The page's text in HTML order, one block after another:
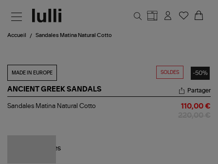
Accueil Sandales Matina Natural Cotto
SOLDES -50%
MADE IN EUROPE
ANCIENT GREEK SANDALS
Sandales
Partager
Sandales Matina Natural Cotto 110,00 €